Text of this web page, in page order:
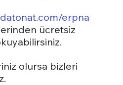
erpna
ücretsiz
olursa bizleri